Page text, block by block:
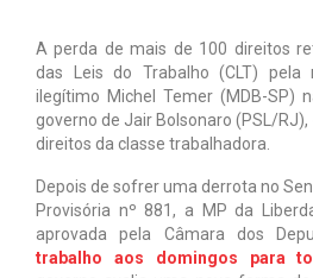
A perda de mais de 100 direitos
das Leis do Trabalho (CLT) pela
ilegítimo Michel Temer (MDB-SP)
governo de Jair Bolsonaro (PSL/
direitos da classe trabalhadora.
Depois de sofrer uma derrota no
Provisória nº 881, a MP da
aprovada pela Câmara dos
trabalho aos domingos para